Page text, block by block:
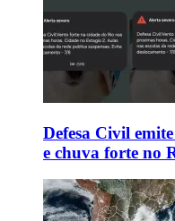
Defesa Civil
e chuva forte no